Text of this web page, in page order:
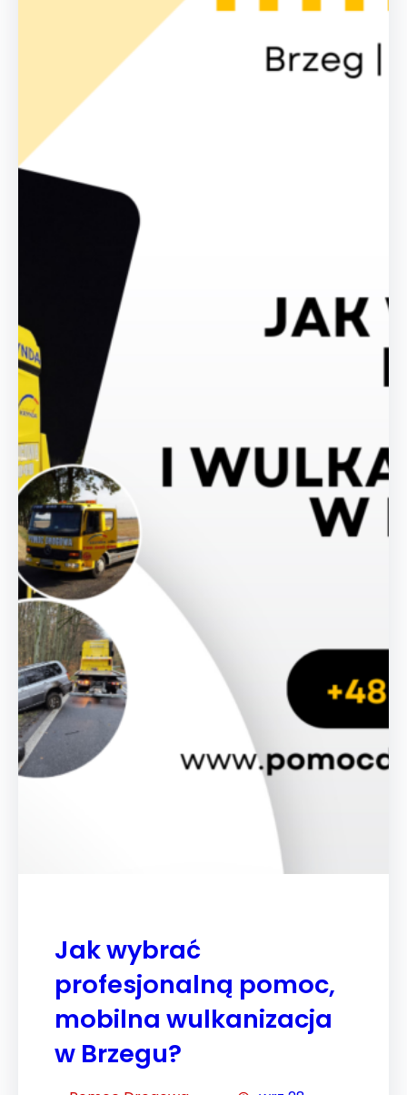
Jak wybrać
profesjonalną pomoc,
mobilna wulkanizacja
w Brzegu?